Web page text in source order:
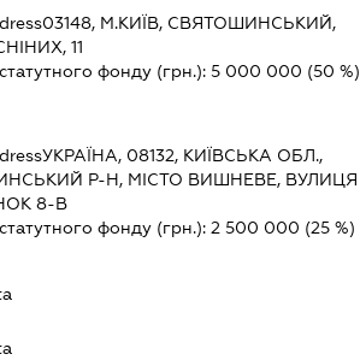
03148, М.КИЇВ, СВЯТОШИНСЬКИЙ,
11
фонду (грн.): 5 000 000 (50 %)
УКРАЇНА, 08132, КИЇВСЬКА ОБЛ.,
Р-Н, МІСТО ВИШНЕВЕ, ВУЛИЦЯ
8-В
фонду (грн.): 2 500 000 (25 %)